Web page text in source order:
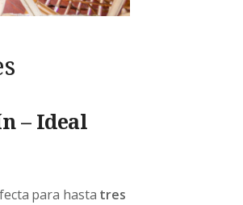
– Ideal
para hasta tres